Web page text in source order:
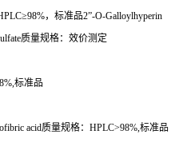
≥98%，标准品2”-O-Galloylhyperin
质量规格：效价测定
标准品
acid质量规格： HPLC>98%, 标准品